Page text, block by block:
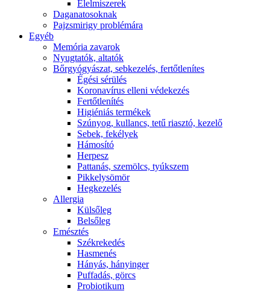
É́lelmiszerek
Daganatosoknak
Pajzsmirigy problémára
Egyéb
Memória zavarok
Nyugtatók, altatók
Bőrgyógyászat, sebkezelés, fertőtlenítes
É́gési sérülés
Koronavírus elleni védekezés
Fertőtlenítés
Higiéniás termékek
Szúnyog, kullancs, tetű riasztó, kezelő
Sebek, fekélyek
Hámosító
Herpesz
Pattanás, szemölcs, tyúkszem
Pikkelysömör
Hegkezelés
Allergia
Külsőleg
Belsőleg
Emésztés
Székrekedés
Hasmenés
Hányás, hányinger
Puffadás, görcs
Probiotikum